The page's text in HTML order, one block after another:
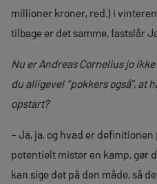
millioner kroner, red.) i
tilbage er det samme, fastslår
Nu er Andreas Cornelius jo
du alligevel “pokkers også”, at
opstart?
– Ja, ja, og hvad er
potentielt mister en kamp, gør
kan sige det på den måde, så